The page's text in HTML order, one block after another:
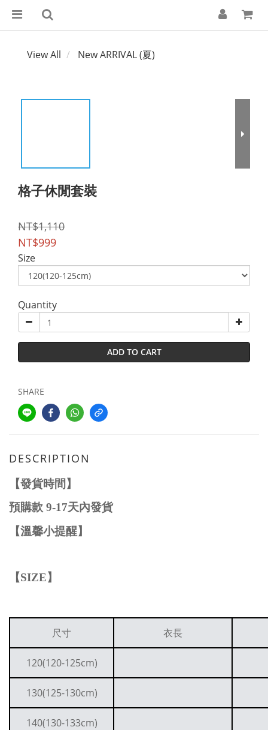
View All New ARRIVAL (夏)
格子休閒套裝
NT$1,110
NT$999
Size
Quantity
ADD TO CART
SHARE
DESCRIPTION
【發貨時間】
預購款 9-17天內發貨
【溫馨小提醒】
【SIZE】
尺寸 衣長
120(120-125cm)
130(125-130cm)
140(130-133cm)